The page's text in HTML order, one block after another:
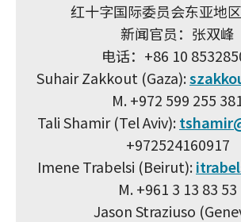
红十字国际委员会东亚地
新闻官员：张双峰
电话：+86 10
Suhair Zakkout (Gaza):
M. +972 599 255
Tali Shamir (Tel Aviv):
+972524160917
Imene Trabelsi (Beirut):
M. +961 3 13 83 53
Jason Straziuso